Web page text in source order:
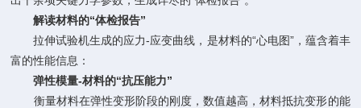
解读材料的“体检报告”
拉伸试验机生成的应力-应变曲线，是材料的“心电图”，蕴含着丰
富的性能信息：
弹性模量​-材料的“抗压能力”
衡量材料在弹性变形阶段的刚度，数值越高，材料抵抗变形的能